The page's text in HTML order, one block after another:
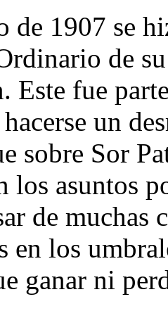
de 1907 se
de
Este fue
un
sobre Sor
los asuntos
de muchas
en los
ganar ni